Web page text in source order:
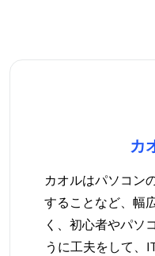
カ
カオルはパソコン
することなど、幅
く、初心者やパソ
うに工夫をして、